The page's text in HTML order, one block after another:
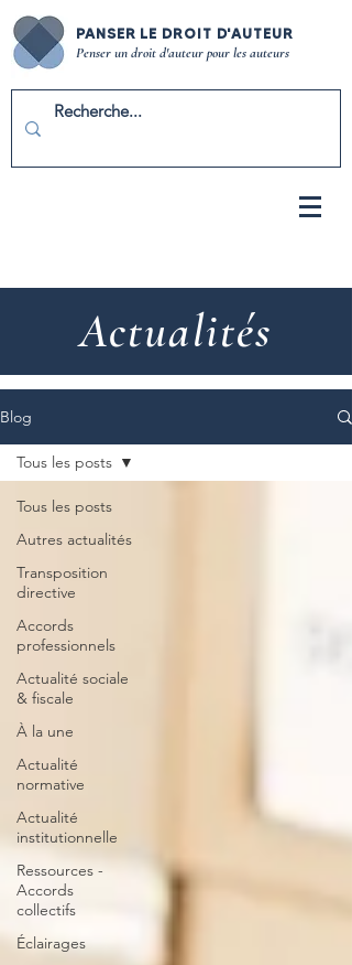
PANSER LE DROIT D'AUTEUR
Penser un droit d'auteur pour les auteurs
Actualités
Blog
Tous les posts
Autres actualités
Transposition
directive
Accords
professionnels
Actualité sociale
& fiscale
À la une
Actualité
normative
Actualité
institutionnelle
Ressources -
Accords
collectifs
Éclairages
Tous les posts